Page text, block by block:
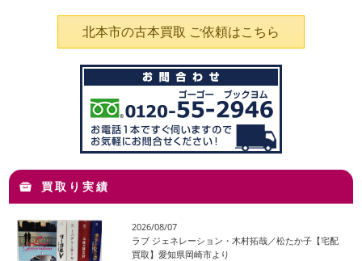
北本市の古本買取 ご依頼はこちら
買取り実績
2026/08/07
ラブ ジェネレーション・木村拓哉／松たか子【宅配
買取】愛知県岡崎市より